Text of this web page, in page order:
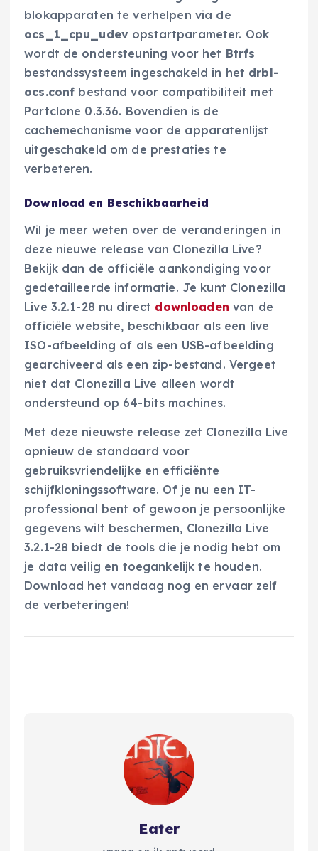
blokapparaten te verhelpen via de
ocs_1_cpu_udev opstartparameter. Ook
wordt de ondersteuning voor het Btrfs
bestandssysteem ingeschakeld in het drbl-
ocs.conf bestand voor compatibiliteit met
Partclone 0.3.36. Bovendien is de
cachemechanisme voor de apparatenlijst
uitgeschakeld om de prestaties te
verbeteren.
Download en Beschikbaarheid
Wil je meer weten over de veranderingen in
deze nieuwe release van Clonezilla Live?
Bekijk dan de officiële aankondiging voor
gedetailleerde informatie. Je kunt Clonezilla
Live 3.2.1-28 nu direct downloaden van de
officiële website, beschikbaar als een live
ISO-afbeelding of als een USB-afbeelding
gearchiveerd als een zip-bestand. Vergeet
niet dat Clonezilla Live alleen wordt
ondersteund op 64-bits machines.
Met deze nieuwste release zet Clonezilla Live
opnieuw de standaard voor
gebruiksvriendelijke en efficiënte
schijfkloningssoftware. Of je nu een IT-
professional bent of gewoon je persoonlijke
gegevens wilt beschermen, Clonezilla Live
3.2.1-28 biedt de tools die je nodig hebt om
je data veilig en toegankelijk te houden.
Download het vandaag nog en ervaar zelf
de verbeteringen!
Eater